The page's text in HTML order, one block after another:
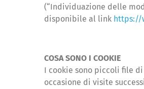
(“Individuazione delle
disponibile al link https://
COSA SONO I COOKIE
I cookie sono piccoli file
occasione di visite